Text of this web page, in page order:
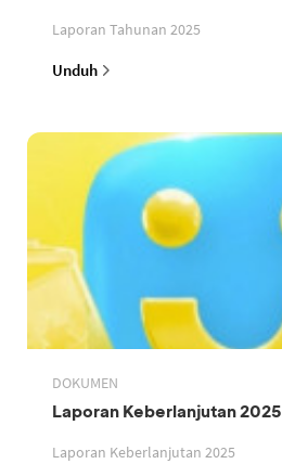
Laporan Tahunan 2025
Unduh
DOKUMEN
Laporan Keberlanjutan 2025
Laporan Keberlanjutan 2025